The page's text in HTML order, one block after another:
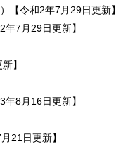
）【令和2年7月29日更新】
年7月29日更新】
】
年8月16日更新】
21日更新】